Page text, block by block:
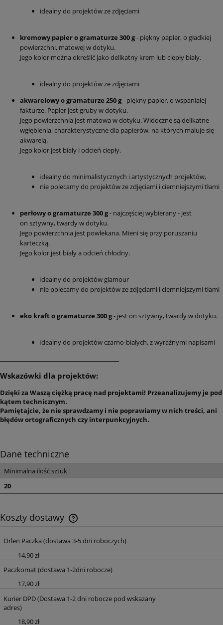
idealny do projektów ze zdjęciami
kremowy papier o gramaturze 300 g- piękny papier, o gładkiej
powierzchni, matowej w dotyku.
Jego kolor można określić jako delikatny krem lub ciepły biały.
idealny do projektów ze zdjęciami
akwarelowy o gramaturze 250 g- piękny papier, o wspaniałej
fakturze. Papier jest gruby w dotyku.
Jego powierzchnia jest matowa w dotyku. Widoczne są delikatne
wgłębienia, charakterystyczne dla papierów, na których maluje się
akwarelą.
Jego kolor jest biały i odcień ciepły.
idealny do minimalistycznych i artystycznych projektów,
nie polecamy do projektów ze zdjęciami i ciemniejszymi tłami
perłowy o gramaturze 300 g- najczęściej wybierany - jest
on sztywny, twardy w dotyku.
Jego powierzchnia jest powlekana. Mieni się przy poruszaniu
karteczką.
Jego kolor jest biały a odcień chłodny.
idealny do projektów glamour
nie polecamy do projektów ze zdjęciami i ciemniejszymi tłami
eko kraft o gramaturze 300 g- jest on sztywny, twardy w dotyku.
idealny do projektów czarno-białych, z wyraźnymi napisami
Wskazówki dla projektów:
Dzięki za Waszą ciężką pracę nad projektami! Przeanalizujemy je pod
kątem technicznym.
Pamiętajcie, że nie sprawdzamy i nie poprawiamy w nich treści, ani
błędów ortograficznych czy interpunkcyjnych.
Dane techniczne
Minimalna ilość sztuk
20
Koszty dostawy
Cena nie zawiera ewentualnych kosztów płatności
Orlen Paczka (dostawa 3-5 dni roboczych)
14,90 zł
Paczkomat(dostawa 1-2dni robocze)
17,90 zł
Kurier DPD(Dostawa 1-2 dni robocze pod wskazany
adres)
18,90 zł